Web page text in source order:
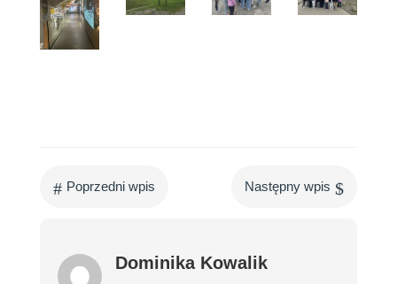
# Poprzedni wpis Następny wpis $
Dominika Kowalik